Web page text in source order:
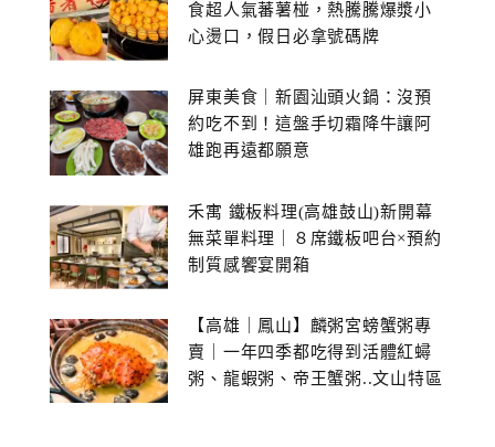
食超人氣蕃薯椪，熱騰騰爆漿小
心燙口，假日必拿號碼牌
屏東美食｜新園汕頭火鍋：沒預
約吃不到！這盤手切霜降牛讓阿
雄跑再遠都願意
禾寓 鐵板料理(高雄鼓山)新開幕
無菜單料理｜８席鐵板吧台×預約
制質感饗宴開箱
【高雄｜鳳山】麟粥宮螃蟹粥專
賣｜一年四季都吃得到活體紅蟳
粥、龍蝦粥、帝王蟹粥..文山特區